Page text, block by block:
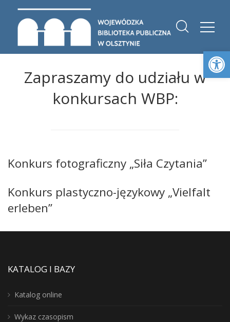
Zapraszamy do udziału w
konkursach WBP:
Konkurs fotograficzny „Siła Czytania”
Konkurs plastyczno-językowy „Vielfalt
erleben”
KATALOG I BAZY
Katalog online
Wykaz czasopism